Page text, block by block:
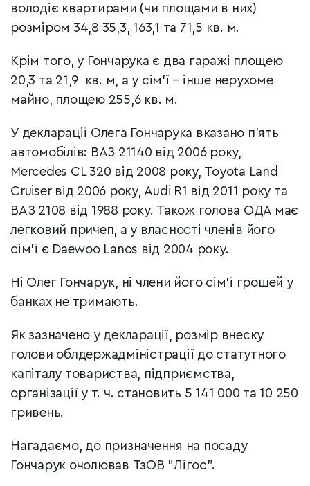
володіє квартирами (чи площами в них)
розміром 34,8 35,3, 163,1 та 71,5 кв. м.
Крім того, у Гончарука є два гаражі площею
20,3 та 21,9 кв. м, а у сім’ї – інше нерухоме
майно, площею 255,6 кв. м.
У декларації Олега Гончарука вказано п’ять
автомобілів: ВАЗ 21140 від 2006 року,
Mercedes CL 320 від 2008 року, Toyota Land
Cruiser від 2006 року, Audi R1 від 2011 року та
ВАЗ 2108 від 1988 року. Також голова ОДА має
легковий причеп, а у власності членів його
сім’ї є Daewoo Lanos від 2004 року.
Ні Олег Гончарук, ні члени його сім’ї грошей у
банках не тримають.
Як зазначено у декларації, розмір внеску
голови облдержадміністрації до статутного
капіталу товариства, підприємства,
організації у т. ч. становить 5 141 000 та 10 250
гривень.
Нагадаємо, до призначення на посаду
Гончарук очолював ТзОВ "Лігос".